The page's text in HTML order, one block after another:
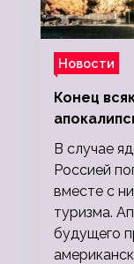
Новости
Конец
людей
В случае
Россией
вместе с
туризма.
будущего